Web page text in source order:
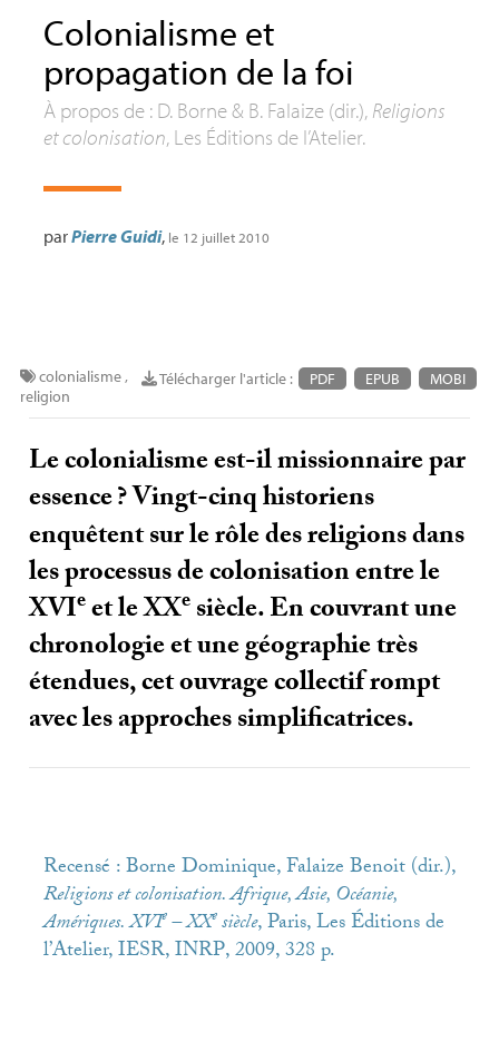
Colonialisme et
propagation de la foi
À propos de : D. Borne & B. Falaize (dir.), Religions
et colonisation, Les Éditions de l’Atelier.
parPierre Guidi, le 12 juillet 2010
Télécharger l'article : PDF EPUB MOBI
colonialisme,
religion
Le colonialisme est-il missionnaire par
essence? Vingt-cinq historiens
enquêtent sur le rôle des religions dans
les processus de colonisation entre le
XVIeet leXXesiècle. En couvrant une
chronologie et une géographie très
étendues, cet ouvrage collectif rompt
avec les approches simplificatrices.
Recensé : Borne Dominique, Falaize Benoit (dir.),
Religions et colonisation. Afrique, Asie, Océanie,
Amériques.XVIe–XXesiècle, Paris, Les Éditions de
l’Atelier,IESR,INRP, 2009, 328 p.